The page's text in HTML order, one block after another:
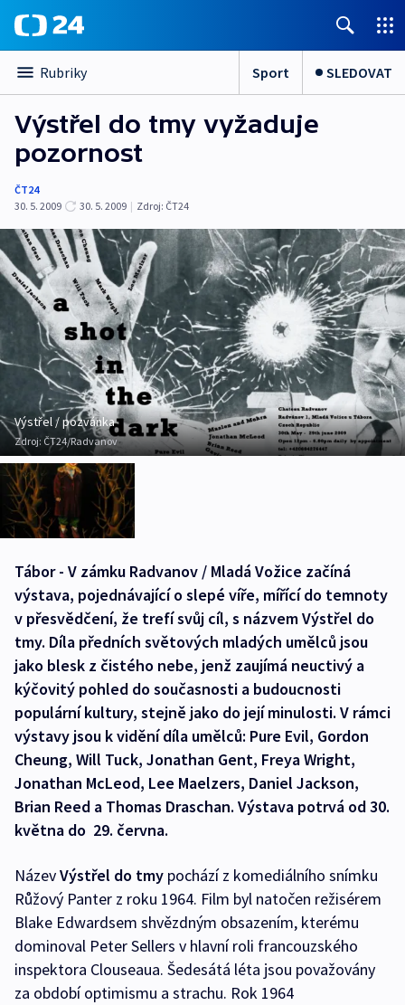
Rubriky Sport SLEDOVAT
Výstřel do tmy vyžaduje
pozornost
ČT24
30. 5. 2009
30. 5. 2009 | Zdroj: ČT24
Výstřel / pozvánka
Zdroj: ČT24/Radvanov
Tábor - V zámku Radvanov / Mladá Vožice začíná
výstava, pojednávající o slepé víře, mířící do temnoty
v přesvědčení, že trefí svůj cíl, s názvem Výstřel do
tmy. Díla předních světových mladých umělců jsou
jako blesk z čistého nebe, jenž zaujímá neuctivý a
kýčovitý pohled do současnosti a budoucnosti
populární kultury, stejně jako do její minulosti. V rámci
výstavy jsou k vidění díla umělců: Pure Evil, Gordon
Cheung, Will Tuck, Jonathan Gent, Freya Wright,
Jonathan McLeod, Lee Maelzers, Daniel Jackson,
Brian Reed a Thomas Draschan. Výstava potrvá od 30.
května do 29. června.
NázevVýstřel do tmy pochází z komediálního snímku
Růžový Panter z roku 1964. Film byl natočen režisérem
Blake Edwardsem shvězdným obsazením, kterému
dominoval Peter Sellers v hlavní roli francouzského
inspektora Clouseaua. Šedesátá léta jsou považovány
za období optimismu a strachu. Rok 1964